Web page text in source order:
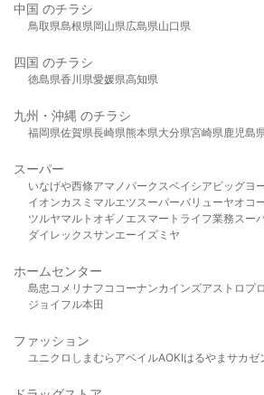
中国 のチラシ
鳥取県島根県岡山県広島県山口県
四国 のチラシ
徳島県香川県愛媛県高知県
九州・沖縄 のチラシ
福岡県佐賀県長崎県熊本県大分県宮崎県鹿児島
スーパー
いなげや西條アマノパークスベイシア ビッグヨ
イオンカスミ マルエツスーパーバリューヤオコ
ツルヤマルト オギノ エスマート ライフ業務スー
ダイレックスサンエーイズミヤ
ホームセンター
島忠 コメリ ナフコ コーナンカインズアストロプ
ジョイフル本田
ファッション
ユニクロ しまむら アベイルAOKIはるやま サカゼ